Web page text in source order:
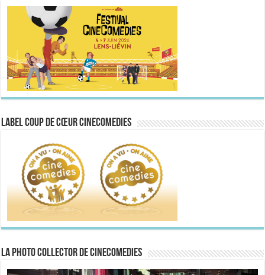
Label Coup de Cœur CineComedies
La Photo collector de CineComedies